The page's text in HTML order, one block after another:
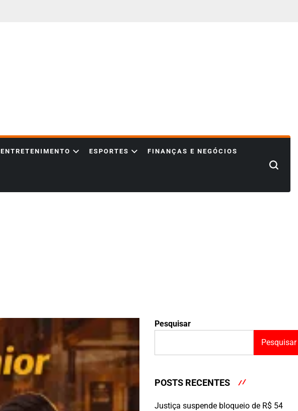
ENTRETENIMENTO ESPORTES FINANÇAS E NEGÓCIOS
Search
Pesquisar
Pesquisar
POSTS RECENTES
Justiça suspende bloqueio de R$ 54